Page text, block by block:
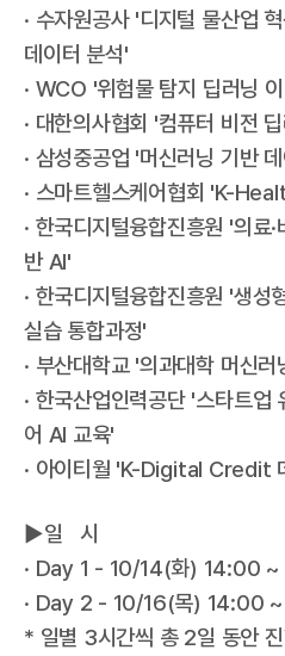
· 수자원공사 '디지털 물산업
데이터 분석'
· WCO '위험물 탐지 딥러닝
· 대한의사협회 '컴퓨터 비전
· 삼성중공업 '머신러닝 기반
· 스마트헬스케어협회 'K-
· 한국디지털융합진흥원 '의료
반 AI'
· 한국디지털융합진흥원 '생성
실습 통합과정'
· 부산대학교 '의과대학 머신
· 한국산업인력공단 '스타트업
어 AI 교육'
· 아이티월 'K-Digital Credit
▶일 시
· Day 1 - 10/14(화) 14:00
· Day 2 - 10/16(목) 14:00
* 일별 3시간씩 총 2일 동안